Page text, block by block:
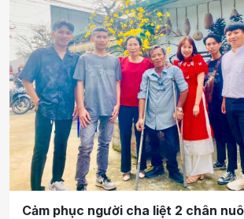
Cảm phục người cha liệt 2 chân